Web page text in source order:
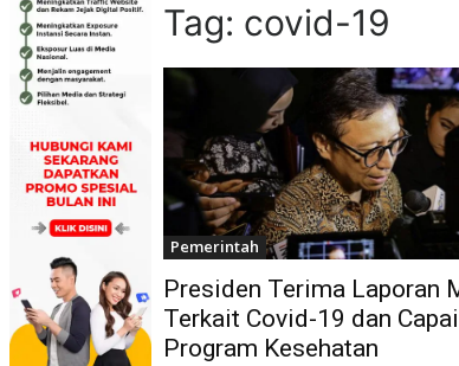
Tag: covid-19
Pemerintah
Presiden Terima Laporan
Terkait Covid-19 dan
Program Kesehatan